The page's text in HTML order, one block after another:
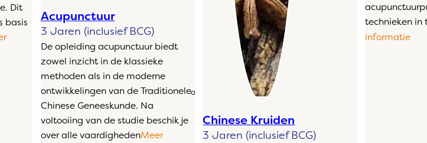
Dit
basis
Acupunctuur
3 Jaren (inclusief BCG)
De opleiding acupunctuur biedt
zowel inzicht in de klassieke
methoden als in de moderne
ontwikkelingen van de Traditionele
Chinese Geneeskunde. Na
voltooiing van de studie beschik je
over alle vaardighedenMeer
Chinese Kruiden
3 Jaren (inclusief BCG)
technieken in
informatie